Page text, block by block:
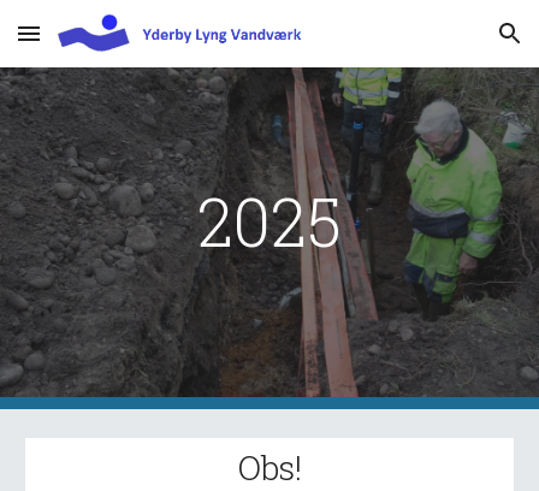
Skip to main content Skip to navigation
2025
Obs!